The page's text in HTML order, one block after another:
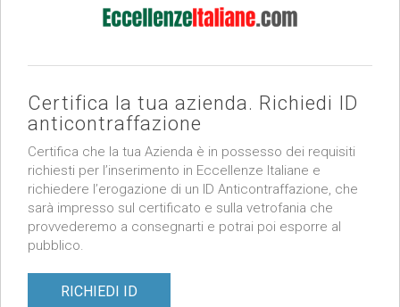
Certifica la tua azienda. Richiedi ID
anticontraffazione
Certifica che la tua Azienda è in possesso dei requisiti
richiesti per l’inserimento in Eccellenze Italiane e
richiedere l’erogazione di un ID Anticontraffazione, che
sarà impresso sul certificato e sulla vetrofania che
provvederemo a consegnarti e potrai poi esporre al
pubblico.
RICHIEDI ID